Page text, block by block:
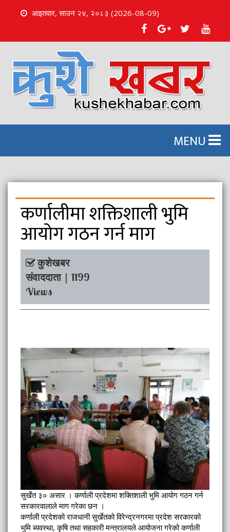
आइतवार, साउन २४, २०८३ (2026-08-09)
o
e
MENU
कर्णालीमा शक्तिशाली भुमि
आयोग गठन गर्न माग
कुशेखबर
संवाददाता | 1199
Views
सुर्खेत ३० असार । कर्णाली प्रदेशमा शक्तिशाली भुमि आयोग गठन गर्न
सरकारवालाले माग गरेका छन ।
कर्णाली प्रदेशको राजधानी सुर्खेतको विरेन्द्रनगरमा प्रदेश सरकारको
भुमि ब्यवस्था, कृषि तथा सहकारी मन्त्रालयले आयोजना गरेको कर्णाली